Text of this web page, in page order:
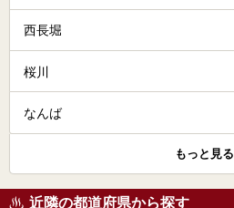
西長堀
桜川
なんば
もっと見る
近隣の都道府県から探す